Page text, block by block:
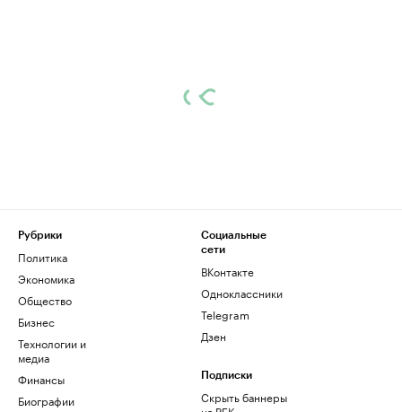
Рубрики
Политика
Экономика
Общество
Бизнес
Технологии и
медиа
Финансы
Биографии
Социальные
сети
ВКонтакте
Одноклассники
Telegram
Дзен
Подписки
Скрыть баннеры